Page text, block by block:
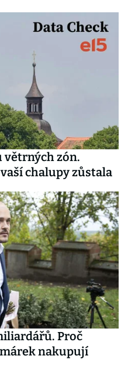
větrných zón.
chalupy zůstala
Proč
nakupují